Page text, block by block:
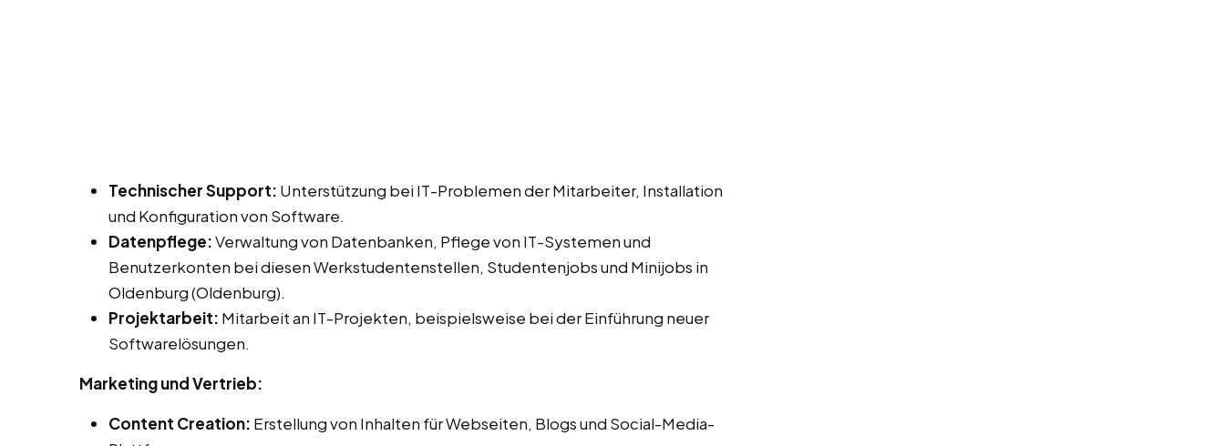
Technischer Support: Unterstützung bei IT-Problemen der Mitarbeiter, Installation
und Konfiguration von Software.
Datenpflege:Verwaltung von Datenbanken, Pflege von IT-Systemen und
Benutzerkonten bei diesen Werkstudentenstellen, Studentenjobs und Minijobs in
Oldenburg (Oldenburg).
Projektarbeit: Mitarbeit an IT-Projekten, beispielsweise bei der Einführung neuer
Softwarelösungen.
Marketing und Vertrieb:
Content Creation: Erstellung von Inhalten für Webseiten, Blogs und Social-Media-